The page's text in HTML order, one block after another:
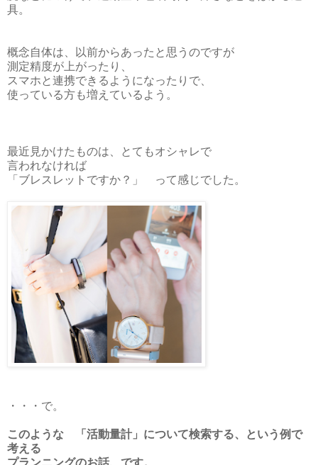
具。
概念自体は、以前からあったと思うのですが
測定精度が上がったり、
スマホと連携できるようになったりで、
使っている方も増えているよう。
最近見かけたものは、とてもオシャレで
言われなければ
「ブレスレットですか？」 って感じでした。
・・・で。
このような 「活動量計」について検索する、という例で
考える
プランニングのお話、です。